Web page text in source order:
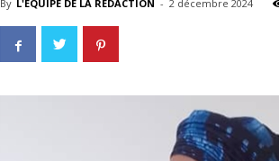
By L'EQUIPE DE LA REDACTION - 2 décembre 2024